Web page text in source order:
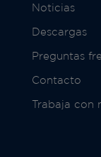
Noticias
Descargas
Preguntas
Contacto
Trabaja con